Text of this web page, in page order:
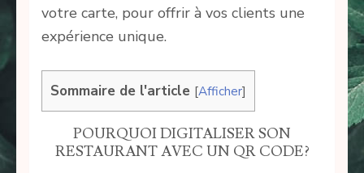
votre carte, pour offrir à vos clients une
expérience unique.
Sommaire de l'article [Afficher]
POURQUOI DIGITALISER SON
RESTAURANT AVEC UN QR CODE?